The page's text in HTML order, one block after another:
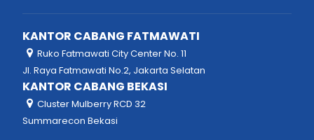
KANTOR CABANG FATMAWATI
Ruko Fatmawati City Center No. 11
Jl. Raya Fatmawati No.2, Jakarta Selatan
KANTOR CABANG BEKASI
Cluster Mulberry RCD 32
Summarecon Bekasi